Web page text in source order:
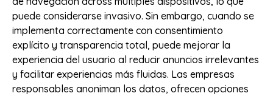
puede considerarse invasivo. Sin embargo, cuando se
implementa correctamente con consentimiento
explícito y transparencia total, puede mejorar la
experiencia del usuario al reducir anuncios irrelevantes
y facilitar experiencias más fluidas. Las empresas
responsables anoniman los datos, ofrecen opciones